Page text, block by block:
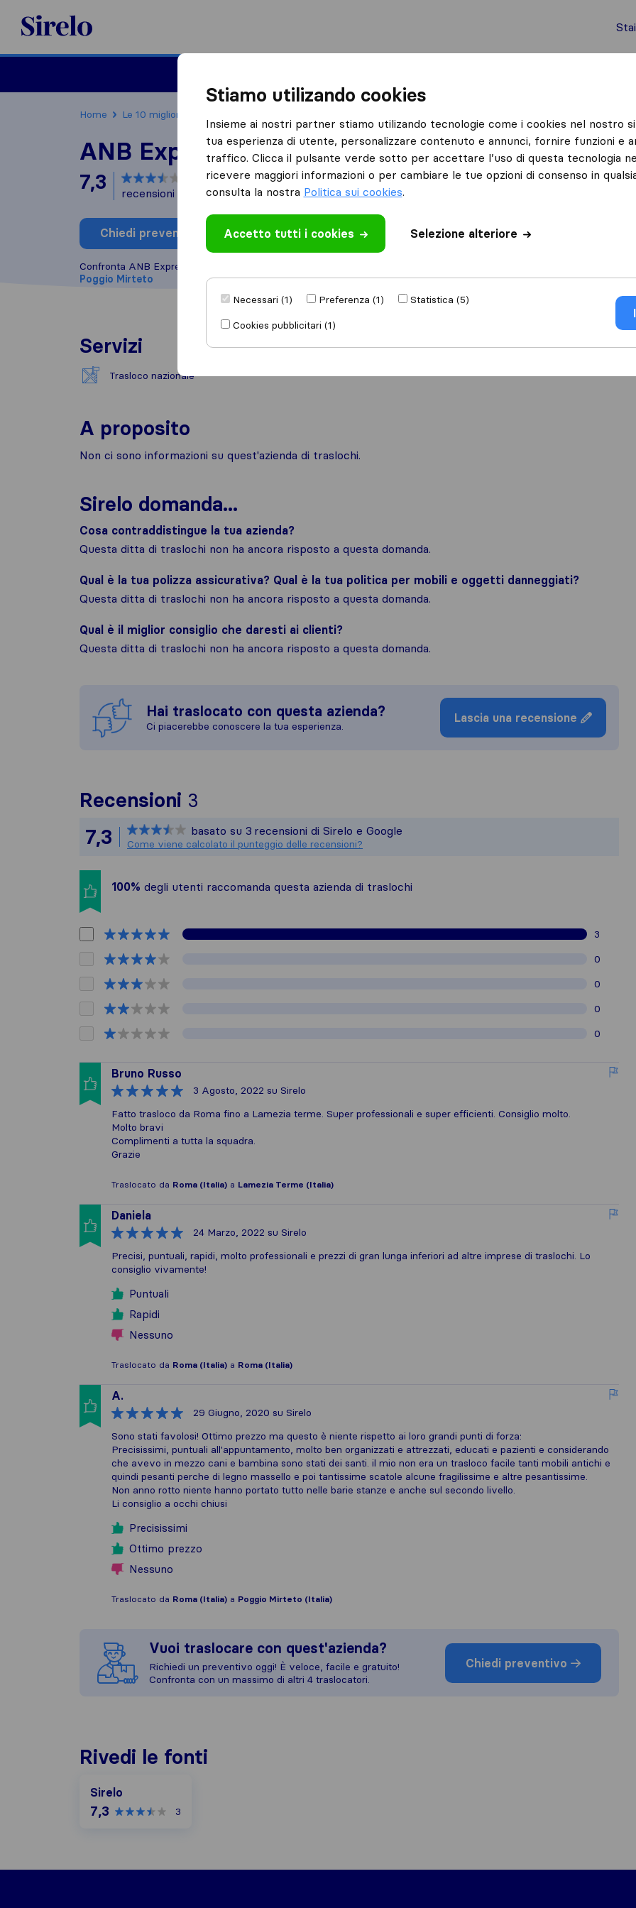
Sirelo.it
Home Le 10 migliori aziende di traslochi in Italia
ANB Express Traslochi
7,3 basato su3
recensioni di Sirelo e Google
i
Chiedi preventivo Scrivi una recensione
Confronta ANB Express Traslochi con altre
Poggio Mirteto
Cosa dicono i clienti
Trasloco veloce (2)
Servizi
Trasloco nazionale
A proposito
Non ci sono informazioni su quest'azienda di traslochi.
Sirelo domanda...
Cosa contraddistingue la tua azienda?
Questa ditta di traslochi non ha ancora risposto a questa domanda.
Qual è la tua polizza assicurativa? Qual è la tua politica per mobili e oggetti danneggiati?
Questa ditta di traslochi non ha ancora risposto a questa domanda.
Qual è il miglior consiglio che daresti ai clienti?
Questa ditta di traslochi non ha ancora risposto a questa domanda.
Hai traslocato con questa azienda?
Ci piacerebbe conoscere la tua esperienza.
Lascia una recensione
Recensioni 3
Tutte le recensioni raccolte su Sirelo sono
7,3 basato su 3 recensioni di Sirelo e Google
Come viene calcolato il punteggio delle recensioni?
100% degli utenti raccomanda questa azienda di traslochi
3
0
0
0
0
Bruno Russo
3 Agosto, 2022 su Sirelo
Fatto trasloco da Roma fino a Lamezia terme. Super professionali e super efficienti. Consiglio molto.
Molto bravi
Complimenti a tutta la squadra.
Grazie
Traslocato da Roma (Italia) a Lamezia Terme (Italia)
Daniela
24 Marzo, 2022 su Sirelo
Precisi, puntuali, rapidi, molto professionali e prezzi di gran lunga inferiori ad altre imprese di traslochi. Lo
consiglio vivamente!
Puntuali
Rapidi
Nessuno
Traslocato da Roma (Italia) a Roma (Italia)
A.
29 Giugno, 2020 su Sirelo
Sono stati favolosi! Ottimo prezzo ma questo è niente rispetto ai loro grandi punti di forza:
Precisissimi, puntuali all'appuntamento, molto ben organizzati e attrezzati, educati e pazienti e considerando
che avevo in mezzo cani e bambina sono stati dei santi. il mio non era un trasloco facile tanti mobili antichi e
quindi pesanti perche di legno massello e poi tantissime scatole alcune fragilissime e altre pesantissime.
Non anno rotto niente hanno portato tutto nelle barie stanze e anche sul secondo livello.
Li consiglio a occhi chiusi
Precisissimi
Ottimo prezzo
Nessuno
Traslocato da Roma (Italia) a Poggio Mirteto (Italia)
Vuoi traslocare con quest'azienda?
Richiedi un preventivo oggi! È veloce, facile e gratuito!
Confronta con un massimo di altri 4 traslocatori.
Chiedi preventivo
Rivedi le fonti
Sirelo
7,3 3
Stiamo utilizando cookies
Insieme ai nostri partner stiamo utilizando tecnologie come i cookies nel nostro
tua esperienza di utente, personalizzare contenuto e annunci, fornire funzioni e
traffico. Clicca il pulsante verde sotto per accettare l’uso di questa tecnologia
ricevere maggiori informazioni o per cambiare le tue opzioni di consenso in
consulta la nostra Politica sui cookies.
Accetto tutti i cookies Selezione alteriore
Necessari (1) Preferenza (1)
Statistica (5)
Cookies pubblicitari (1)